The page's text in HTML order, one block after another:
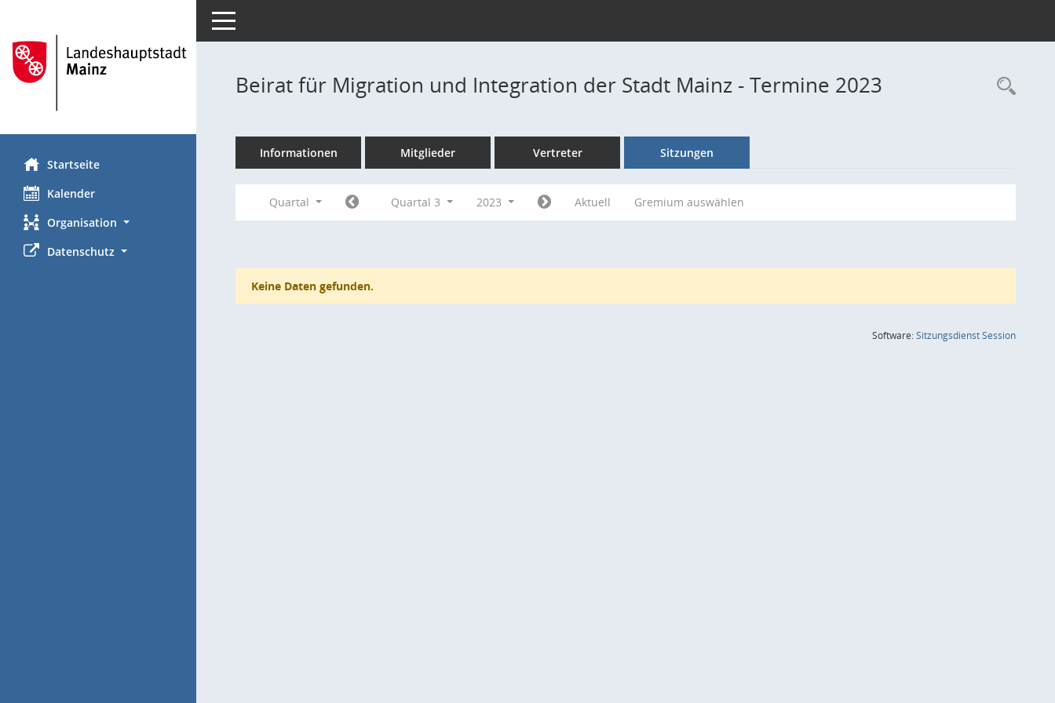
Startseite
Kalender
Organisation
Datenschutz
Toggle navigation
Beirat für Migration und Integration der Stadt Mainz - Termine 2023
Informationen Mitglieder Vertreter Sitzungen
Quartal Quartal 3 2023 Aktuell Gremium auswählen
Keine Daten gefunden.
Software:SitzungsdienstSession(Wird in